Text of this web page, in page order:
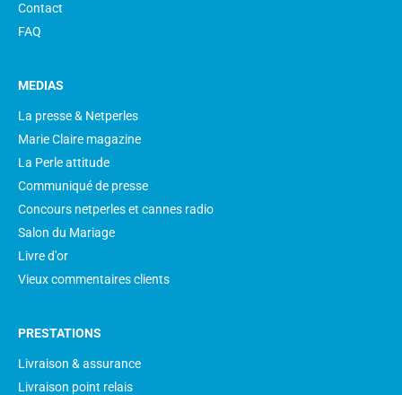
Contact
FAQ
MEDIAS
La presse & Netperles
Marie Claire magazine
La Perle attitude
Communiqué de presse
Concours netperles et cannes radio
Salon du Mariage
Livre d'or
Vieux commentaires clients
PRESTATIONS
Livraison & assurance
Livraison point relais